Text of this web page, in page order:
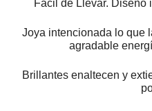
Fácil de Llevar. Diseño
Joya intencionada lo que
agradable
Brillantes enaltecen y